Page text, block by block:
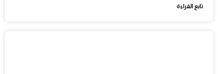
تابع القراءة